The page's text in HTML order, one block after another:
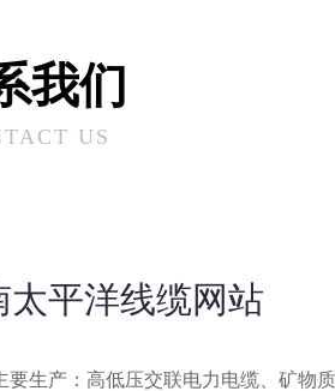
我们
US
平洋线缆网站
生产：高低压交联电力电缆、矿物